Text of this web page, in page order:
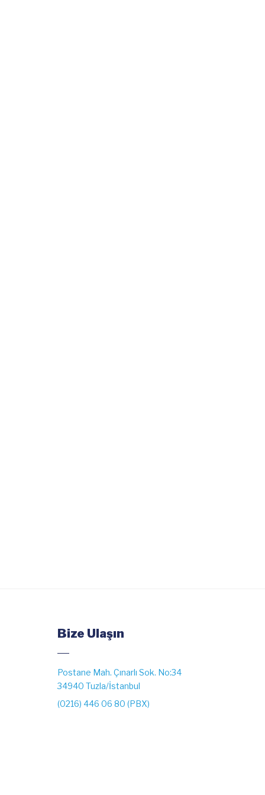
Bize Ulaşın
Postane Mah. Çınarlı Sok. No:34
34940 Tuzla/İstanbul
(0216) 446 06 80 (PBX)